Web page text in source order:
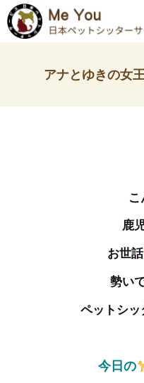
アナとゆきの女
こ
鹿
お世話
勢い
ペットシッ
今日の